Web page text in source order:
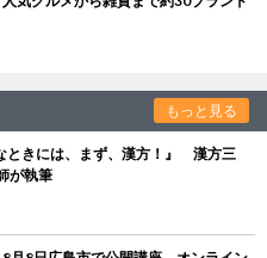
もっと見る
ときには、まず、漢方！』 漢方三
が執筆